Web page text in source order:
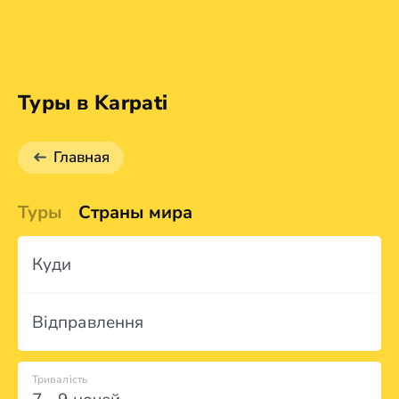
Туры в Karpati
Главная
Туры Страны мира
Куди
Відправлення
Тривалість